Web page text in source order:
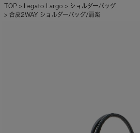
TOP Legato Largo
ショルダーバッグ
合皮2WAY ショルダーバッグ/肩楽